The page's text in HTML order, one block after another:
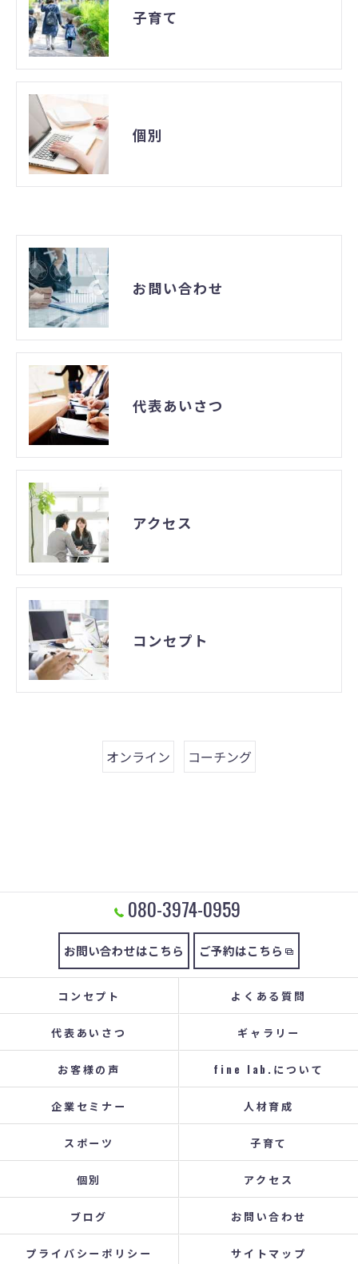
子育て
個別
お問い合わせ
代表あいさつ
アクセス
コンセプト
オンライン コーチング
080-3974-0959
お問い合わせはこちら ご予約はこちら
コンセプト よくある質問
代表あいさつ ギャラリー
お客様の声 fine lab.について
企業セミナー 人材育成
スポーツ 子育て
個別 アクセス
ブログ お問い合わせ
プライバシーポリシー サイトマップ